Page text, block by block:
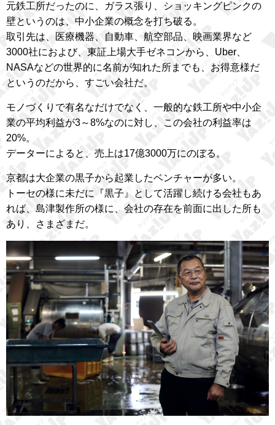
元鉄工所だったのに、ガラス張り、ショッキングピンクの
壁というのは、中小企業の概念を打ち破る。
取引先は、医療機器、自動車、航空部品、映画業界など
3000社におよび、東証上場大手ゼネコンから、Uber、
NASAなどの世界的に名前が知れた所までも、お得意様だ
というのだから、すごい会社だ。
モノづくりで有名なだけでなく、一般的な鉄工所や中小企
業の平均利益が3～8%なのに対し、この会社の利益率は
20%。
データーによると、売上は17億3000万にのぼる。
京都は大企業の黒子から起業したベンチャーが多い。
トーセの様に未だに『黒子』として活躍し続ける会社もあ
れば、島津製作所の様に、会社の存在を前面に出した所も
あり、さまざまだ。